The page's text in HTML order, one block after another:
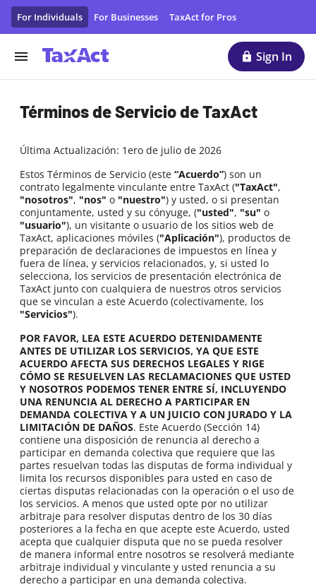
Términos de Servicio de TaxAct
Sign In
For Individuals For Businesses TaxAct for Pros
Términos de Servicio de TaxAct
Última Actualización: 1ero de julio de 2026
Estos Términos de Servicio (este “Acuerdo”) son un
contrato legalmente vinculante entre TaxAct ("TaxAct",
"nosotros", "nos" o "nuestro") y usted, o si presentan
conjuntamente, usted y su cónyuge, ("usted", "su" o
"usuario"), un visitante o usuario de los sitios web de
TaxAct, aplicaciones móviles ("Aplicación"), productos de
preparación de declaraciones de impuestos en línea y
fuera de línea, y servicios relacionados, y, si usted lo
selecciona, los servicios de presentación electrónica de
TaxAct junto con cualquiera de nuestros otros servicios
que se vinculan a este Acuerdo (colectivamente, los
"Servicios").
POR FAVOR, LEA ESTE ACUERDO DETENIDAMENTE
ANTES DE UTILIZAR LOS SERVICIOS, YA QUE ESTE
ACUERDO AFECTA SUS DERECHOS LEGALES Y RIGE
CÓMO SE RESUELVEN LAS RECLAMACIONES QUE USTED
Y NOSOTROS PODEMOS TENER ENTRE SÍ, INCLUYENDO
UNA RENUNCIA AL DERECHO A PARTICIPAR EN
DEMANDA COLECTIVA Y A UN JUICIO CON JURADO Y LA
LIMITACIÓN DE DAÑOS. Este Acuerdo (Sección 14)
contiene una disposición de renuncia al derecho a
participar en demanda colectiva que requiere que las
partes resuelvan todas las disputas de forma individual y
limita los recursos disponibles para usted en caso de
ciertas disputas relacionadas con la operación o el uso de
los servicios. A menos que usted opte por no utilizar
arbitraje para resolver disputas dentro de los 30 días
posteriores a la fecha en que acepte este Acuerdo, usted
acepta que cualquier disputa que no se pueda resolver
de manera informal entre nosotros se resolverá mediante
arbitraje individual y vinculante y usted renuncia a su
derecho a participar en una demanda colectiva.